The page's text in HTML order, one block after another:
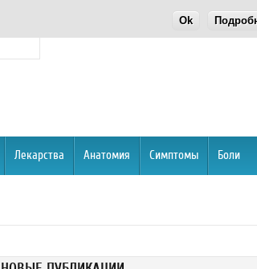
Ok
Лекарства Анатомия Симптомы Боли